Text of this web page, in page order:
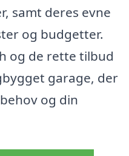
samt deres evne
og budgetter.
og de rette tilbud
garage, der
og din